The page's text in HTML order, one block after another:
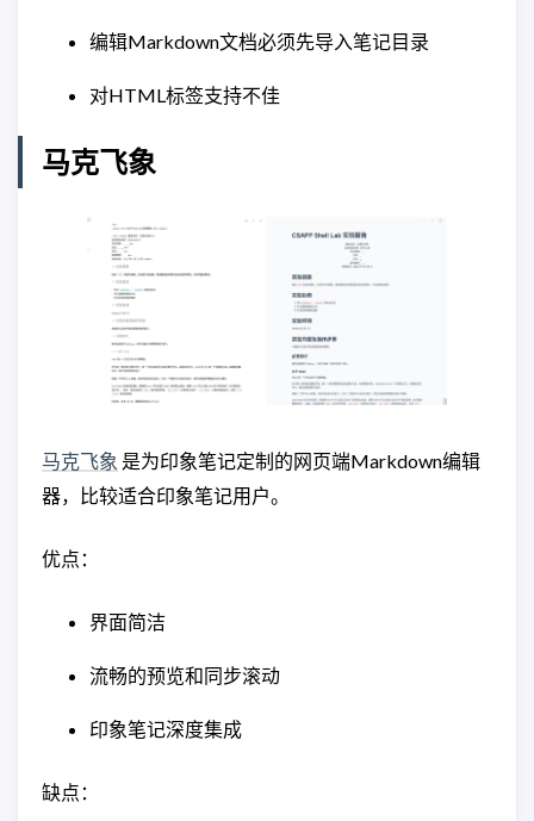
编辑Markdown文档必须先导入笔记目录
对HTML标签支持不佳
马克飞象
马克飞象 是为印象笔记定制的网页端Markdown编辑
器，比较适合印象笔记用户。
优点：
界面简洁
流畅的预览和同步滚动
印象笔记深度集成
缺点：